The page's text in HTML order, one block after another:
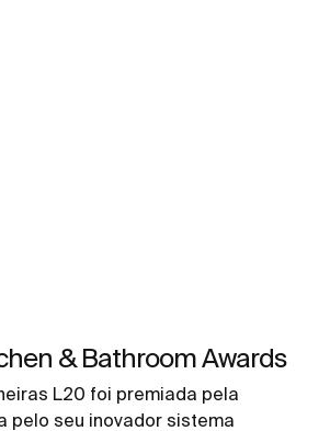
& Bathroom Awards
L20 foi premiada pela
pelo seu inovador sistema